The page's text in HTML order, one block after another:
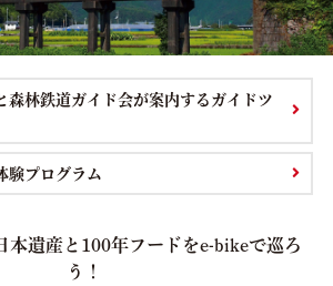
んてつ
ゆずとりんてつ
財紹介
体験プログラム
光スポット
森林鉄道ガイド会が案内するガイドツ
験プログラム
本遺産と 100年フードをe-bikeで巡ろ
う！